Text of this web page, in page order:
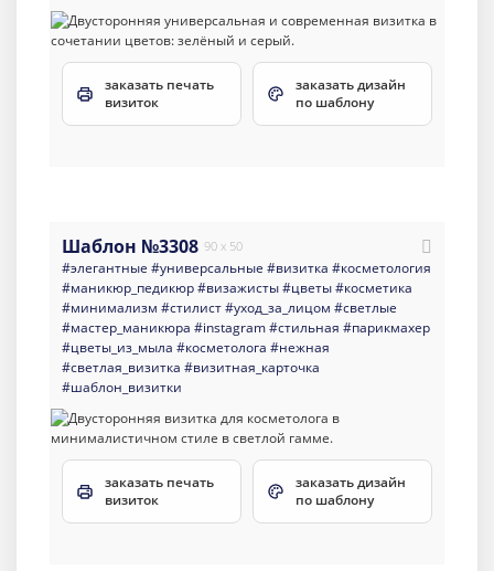
заказать печать
визиток
заказать дизайн
по шаблону
Шаблон №3308 90 x 50
#элегантные #универсальные #визитка #косметология
#маникюр_педикюр#визажисты#цветы#косметика
#минимализм #стилист#уход_за_лицом #светлые
#мастер_маникюра #instagram#стильная #парикмахер
#цветы_из_мыла #косметолога #нежная
#светлая_визитка #визитная_карточка
#шаблон_визитки
заказать печать
визиток
заказать дизайн
по шаблону